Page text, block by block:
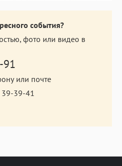
события?
фото или видео в
91
или почте
39-39-41